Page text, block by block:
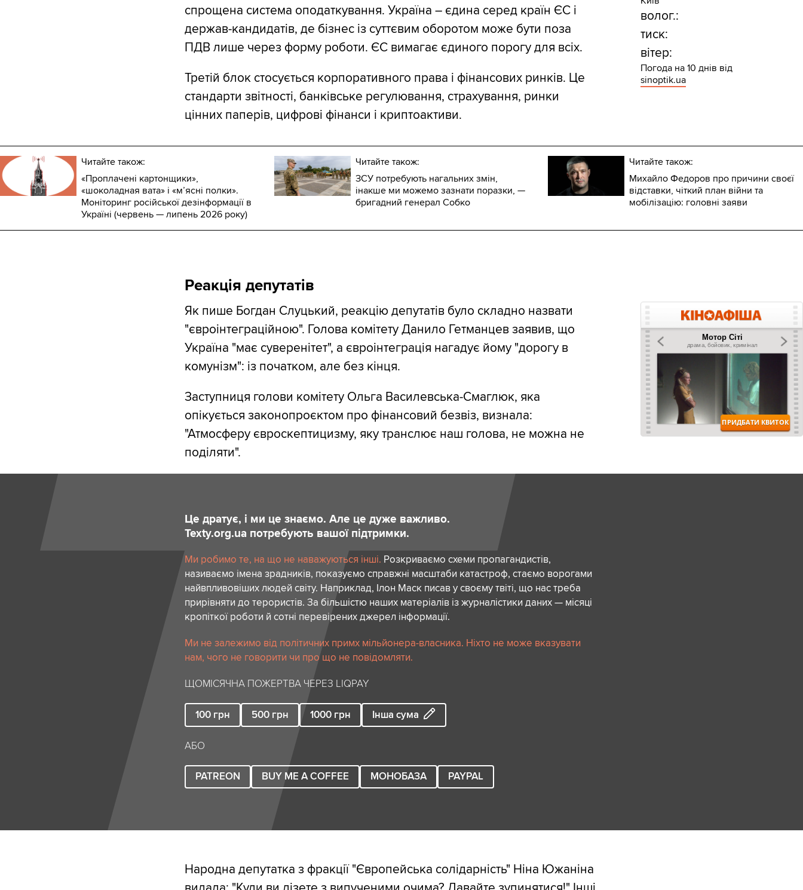
спрощена система оподаткування. Україна – єдина серед країн ЄС і
держав-кандидатів, де бізнес із суттєвим оборотом може бути поза
ПДВ лише через форму роботи. ЄС вимагає єдиного порогу для всіх.
Третій блок стосується корпоративного права і фінансових ринків. Це
стандарти звітності, банківське регулювання, страхування, ринки
цінних паперів, цифрові фінанси і криптоактиви.
Читайте також:
«Проплачені картонщики»,
«шоколадная вата» і «м’ясні полки».
Моніторинг російської дезінформації в
Україні (червень — липень 2026 року)
Читайте також:
ЗСУ потребують нагальних змін,
інакше ми можемо зазнати поразки, —
бригадний генерал Собко
Читайте також:
Михайло Федоров про причини своєї
відставки, чіткий план війни та
мобілізацію: головні заяви
Реакція депутатів
Як пише Богдан Слуцький, реакцію депутатів було складно назвати
"євроінтеграційною". Голова комітету Данило Гетманцев заявив, що
Україна "має суверенітет", а євроінтеграція нагадує йому "дорогу в
комунізм": із початком, але без кінця.
Заступниця голови комітету Ольга Василевська-Смаглюк, яка
опікується законопроєктом про фінансовий безвіз, визнала:
"Атмосферу євроскептицизму, яку транслює наш голова, не можна не
поділяти".
Це дратує, і ми це знаємо. Але це дуже важливо.
Texty.org.ua потребують вашої підтримки.
Ми робимо те, на що не наважуються інші. Розкриваємо схеми пропагандистів,
називаємо імена зрадників, показуємо справжні масштаби катастроф, стаємо ворогами
найвпливовіших людей світу. Наприклад, Ілон Маск писав у своєму твіті, що нас треба
прирівняти до терористів. За більшістю наших матеріалів із журналістики даних — місяці
кропіткої роботи й сотні перевірених джерел інформації.
Ми не залежимо від політичних примх мільйонера-власника. Ніхто не може вказувати
нам, чого не говорити чи про що не повідомляти.
ЩОМІСЯЧНА ПОЖЕРТВА ЧЕРЕЗ LIQPAY
100 грн 500 грн 1000 грн Інша сума
АБО
PATREON BUY ME A COFFEE МОНОБАЗА PAYPAL
Народна депутатка з фракції "Європейська солідарність" Ніна Южаніна
волог.:
тиск:
вітер:
Погода на 10 днів від
sinoptik.ua